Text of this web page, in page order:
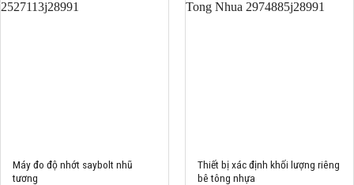
Máy đo độ nhớt saybolt nhũ
tương
Thiết bị xác định khối lượng riêng
bê tông nhựa